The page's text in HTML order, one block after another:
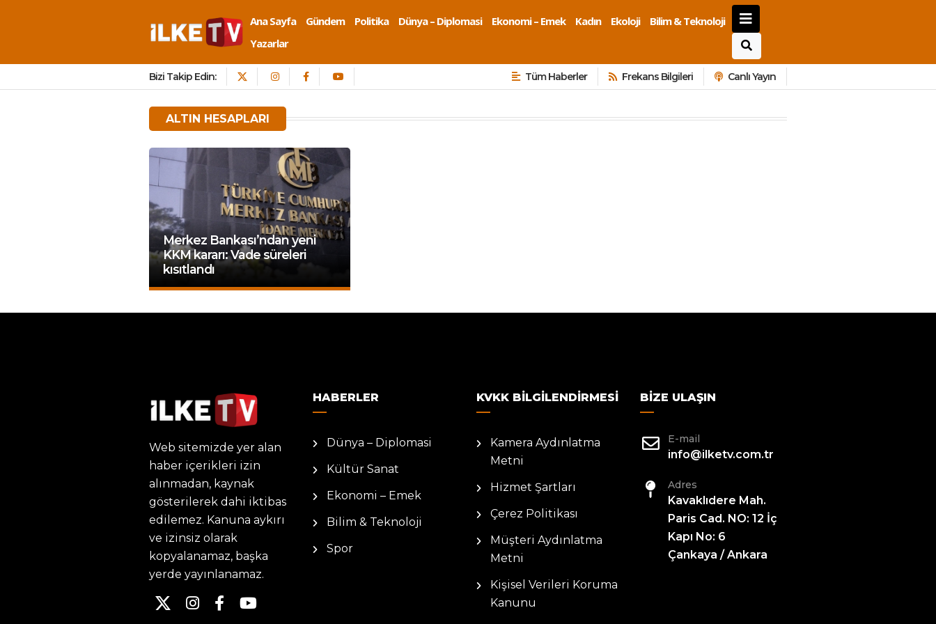
Ana Sayfa Gündem Politika Dünya – Diplomasi Ekonomi – Emek Kadın Ekoloji
Bilim & Teknoloji
Yazarlar
Bizi Takip Edin: Tüm Haberler Frekans Bilgileri Canlı Yayın
ALTIN HESAPLARI
Merkez Bankası’ndan yeni
KKM kararı: Vade süreleri
kısıtlandı
Web sitemizde yer alan
haber içerikleri izin
alınmadan, kaynak
gösterilerek dahi iktibas
edilemez. Kanuna aykırı
ve izinsiz olarak
kopyalanamaz, başka
yerde yayınlanamaz.
HABERLER
Dünya – Diplomasi
Kültür Sanat
Ekonomi – Emek
Bilim & Teknoloji
Spor
KVKK BILGILENDIRMESI
Kamera Aydınlatma
Metni
Hizmet Şartları
Çerez Politikası
Müşteri Aydınlatma
Metni
Kişisel Verileri Koruma
Kanunu
BIZE ULAŞIN
E-mail
info@ilketv.com.tr
Adres
Kavaklıdere Mah.
Paris Cad. NO: 12 İç
Kapı No: 6
Çankaya / Ankara